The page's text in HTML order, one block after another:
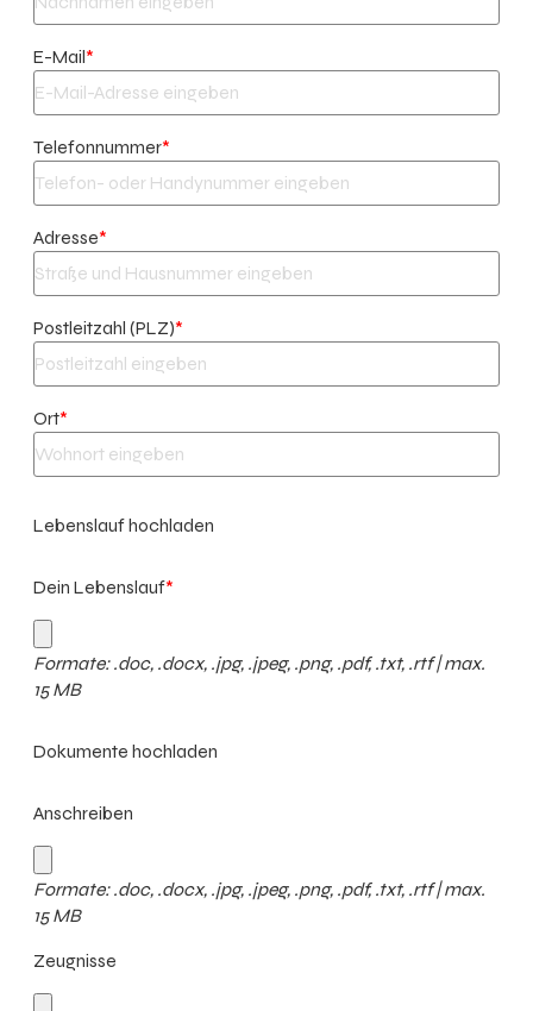
E-Mail*
Telefonnummer*
Adresse*
Postleitzahl (PLZ)*
Ort*
Lebenslauf hochladen
Dein Lebenslauf*
Formate: .doc, .docx, .jpg, .jpeg, .png, .pdf, .txt, .rtf | max.
15 MB
Dokumente hochladen
Anschreiben
Formate: .doc, .docx, .jpg, .jpeg, .png, .pdf, .txt, .rtf | max.
15 MB
Zeugnisse